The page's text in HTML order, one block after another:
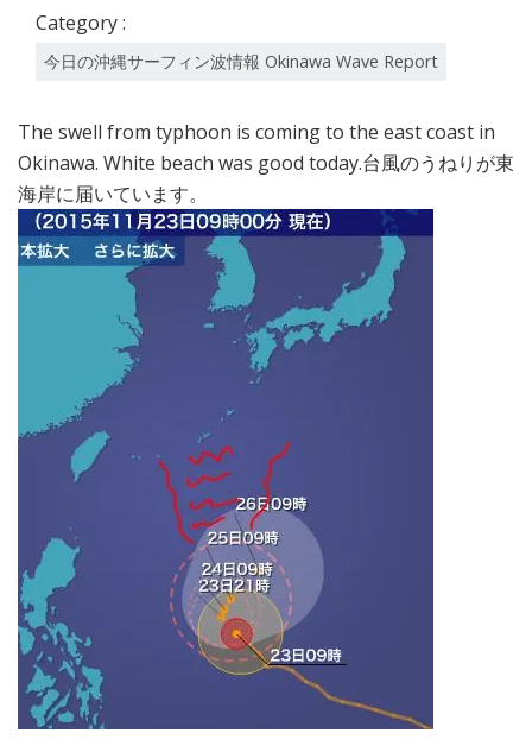
Category :
今日の沖縄サーフィン波情報 Okinawa Wave Report
The swell from typhoon is coming to the east coast in
Okinawa. White beach was good today.台風のうねりが東
海岸に届いています。